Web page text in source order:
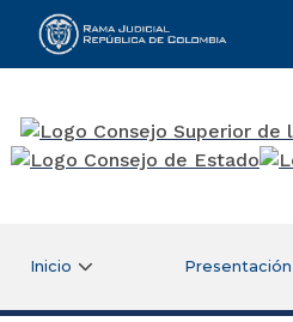
Rama Judicial
Inicio Presentación